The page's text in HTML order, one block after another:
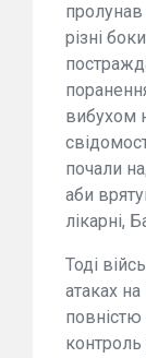
пролунав
різні
вибухом
почали
аби
лікарні,
Тоді
атаках